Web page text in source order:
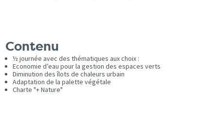
Contenu
½ journée avec des thématiques aux choix :
Economie d’eau pour la gestion des espaces verts
Diminution des îlots de chaleurs urbain
Adaptation de la palette végétale
Charte "+ Nature"